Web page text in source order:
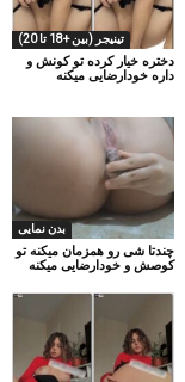
تینیجر (بین +18 تا 20)
دختره خیار کرده تو کونش و
داره خودارضایی میکنه
بدن نمایی
چندتا شی رو همزمان میکنه تو
کوصش و خودارضایی میکنه